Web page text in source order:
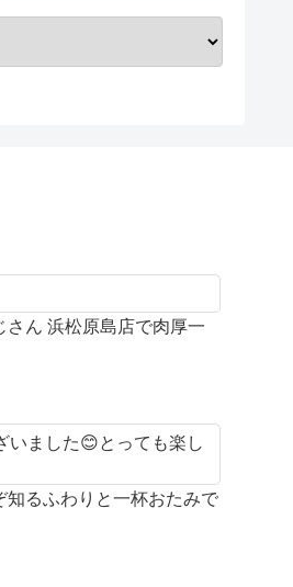
さん 浜松原島店で肉厚一
いました😊とっても楽し
知るふわりと一杯おたみで